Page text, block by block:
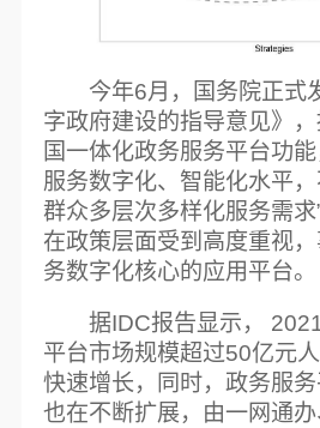
今年6月，国务院正式
字政府建设的指导意见》
国一体化政务服务平台功
服务数字化、智能化水平
群众多层次多样化服务需
在政策层面受到高度重视
务数字化核心的应用平台。
据IDC报告显示，
平台市场规模超过50亿元
快速增长，同时，政务服
也在不断扩展，由一网通